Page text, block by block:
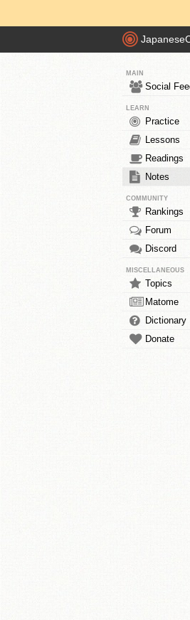
MAIN
Social
LEARN
Practice
Lessons
Readings
Notes
COMMUNITY
Rankings
Forum
Discord
MISCELLANEOUS
Topics
Matome
Dictionary
Donate